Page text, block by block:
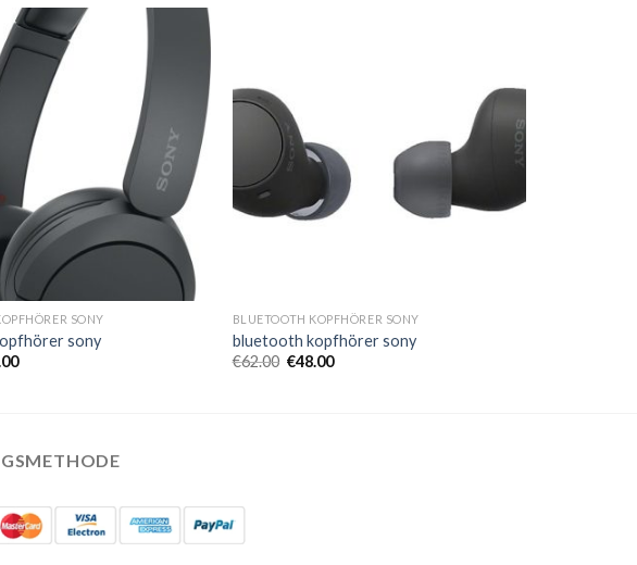
SONY
sony
BLUETOOTH KOPFHÖRER SONY
bluetooth kopfhörer sony
€62.00 €48.00